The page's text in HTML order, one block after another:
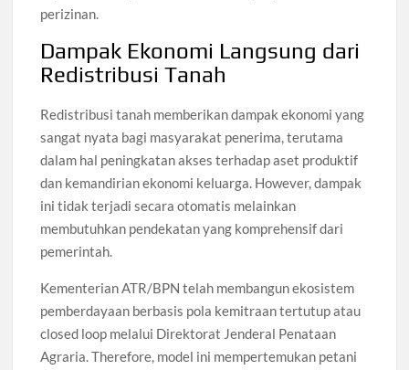
perizinan.
Dampak Ekonomi Langsung dari
Redistribusi Tanah
Redistribusi tanah memberikan dampak ekonomi yang
sangat nyata bagi masyarakat penerima, terutama
dalam hal peningkatan akses terhadap aset produktif
dan kemandirian ekonomi keluarga. However, dampak
ini tidak terjadi secara otomatis melainkan
membutuhkan pendekatan yang komprehensif dari
pemerintah.
Kementerian ATR/BPN telah membangun ekosistem
pemberdayaan berbasis pola kemitraan tertutup atau
closed loop melalui Direktorat Jenderal Penataan
Agraria. Therefore, model ini mempertemukan petani